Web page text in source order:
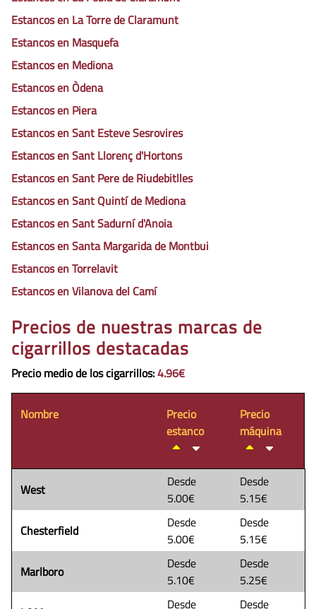
Estancos en La Torre de Claramunt
Estancos en Masquefa
Estancos en Mediona
Estancos en Òdena
Estancos en Piera
Estancos en Sant Esteve Sesrovires
Estancos en Sant Llorenç d'Hortons
Estancos en Sant Pere de Riudebitlles
Estancos en Sant Quintí de Mediona
Estancos en Sant Sadurní d'Anoia
Estancos en Santa Margarida de Montbui
Estancos en Torrelavit
Estancos en Vilanova del Camí
Precios de nuestras marcas de
cigarrillos destacadas
Precio medio de los cigarrillos:4.96€
Nombre
Precio
estanco
Precio
máquina
West
Desde
5.00€
Desde
5.15€
Chesterfield
Desde
5.00€
Desde
5.15€
Marlboro
Desde
5.10€
Desde
5.25€
Desde Desde